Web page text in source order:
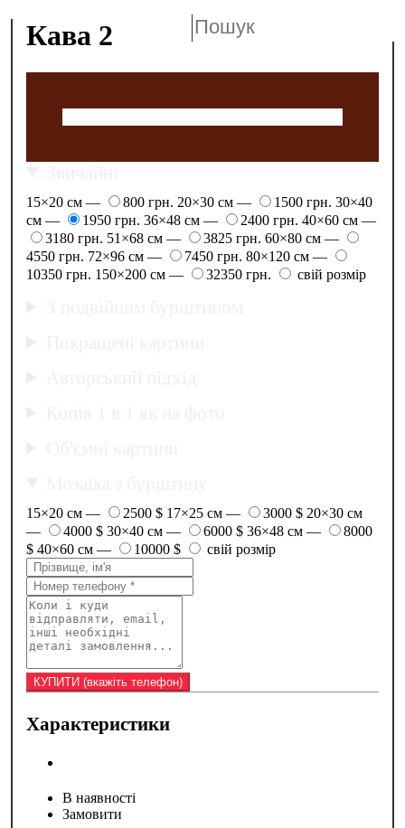
Кава 2
15×20 см — 800 грн. 20×30 см — 1500 грн. 30×40
см —
1950 грн. 36×48 см — 2400 грн. 40×60 см —
3180 грн. 51×68 см — 3825 грн. 60×80 см —
4550 грн. 72×96 см — 7450 грн. 80×120 см —
10350 грн. 150×200 см — 32350 грн. свій розмір
15×20 см — 2500 $ 17×25 см — 3000 $ 20×30 см
—
4000 $ 30×40 см — 6000 $ 36×48 см —
8000
$ 40×60 см — 10000 $ свій розмір
Характеристики
В наявності
Замовити